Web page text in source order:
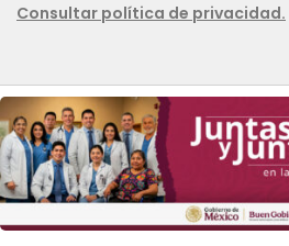
Consultar política de privacidad.